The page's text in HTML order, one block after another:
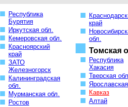
Республика
Бурятия
Иркутская обл.
Кемеровская обл.
Красноярский
край
ЗАТО
Железногорск
Калининградская
обл.
Мурманская обл.
Ростов
край
обл.
Томская
Республика
Хакасия
Тверская
Кавказ
Алтай